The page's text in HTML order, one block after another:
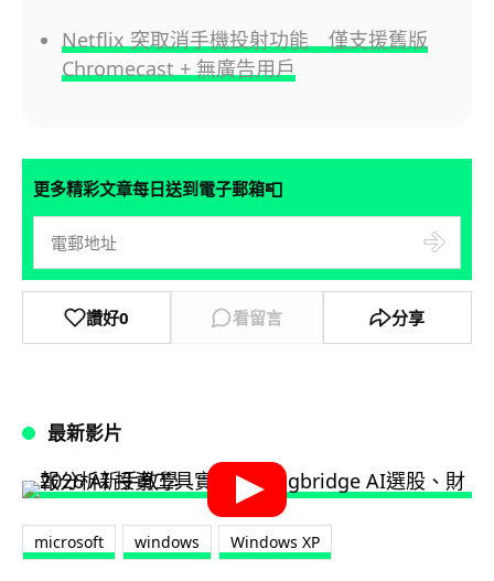
Netflix 突取消手機投射功能 僅支援舊版
Chromecast + 無廣告用戶
更多精彩文章每日送到電子郵箱📮
讚好0 看留言 分享
最新影片
microsoft windows Windows XP